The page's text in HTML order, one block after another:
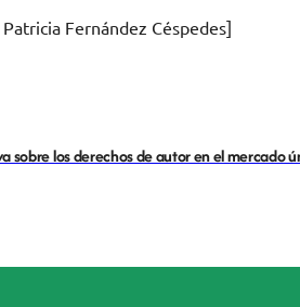
Fernández Céspedes]